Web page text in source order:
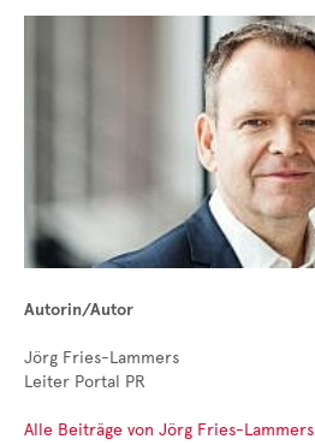
Autorin/Autor
Jörg Fries-Lammers
Leiter Portal PR
Alle Beiträge von Jörg Fries-Lammers